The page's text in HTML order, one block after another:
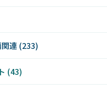
関連 (233)
(43)